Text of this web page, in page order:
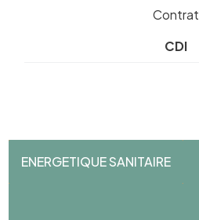
Contrat
CDI
ENERGETIQUE SANITAIRE